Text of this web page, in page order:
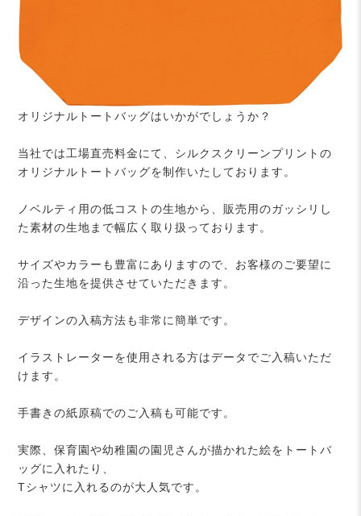
オリジナルトートバッグはいかがでしょうか？
当社では工場直売料金にて、シルクスクリーンプリントの
オリジナルトートバッグを制作いたしております。
ノベルティ用の低コストの生地から、販売用のガッシリし
た素材の生地まで幅広く取り扱っております。
サイズやカラーも豊富にありますので、お客様のご要望に
沿った生地を提供させていただきます。
デザインの入稿方法も非常に簡単です。
イラストレーターを使用される方はデータでご入稿いただ
けます。
手書きの紙原稿でのご入稿も可能です。
実際、保育園や幼稚園の園児さんが描かれた絵をトートバ
ッグに入れたり、
Tシャツに入れるのが大人気です。